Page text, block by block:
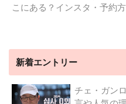
こにある？インスタ・予約
新着エントリー
チェ・ガン